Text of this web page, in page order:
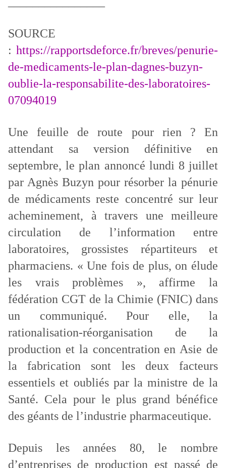
SOURCE
: https://rapportsdeforce.fr/breves/penurie-
de-medicaments-le-plan-dagnes-buzyn-
oublie-la-responsabilite-des-laboratoires-
07094019
Une feuille de route pour rien ? En
attendant sa version définitive en
septembre, le plan annoncé lundi 8 juillet
par Agnès Buzyn pour résorber la pénurie
de médicaments reste concentré sur leur
acheminement, à travers une meilleure
circulation de l’information entre
laboratoires, grossistes répartiteurs et
pharmaciens. « Une fois de plus, on élude
les vrais problèmes », affirme la
fédération CGT de la Chimie (FNIC) dans
un communiqué. Pour elle, la
rationalisation-réorganisation de la
production et la concentration en Asie de
la fabrication sont les deux facteurs
essentiels et oubliés par la ministre de la
Santé. Cela pour le plus grand bénéfice
des géants de l’industrie pharmaceutique.
Depuis les années 80, le nombre
d’entreprises de production est passé de